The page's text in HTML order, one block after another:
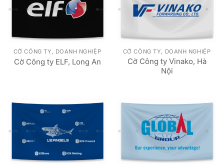
CỜ CÔNG TY, DOANH NGHIỆP
Cờ Công ty ELF, Long An
CỜ CÔNG TY, DOANH NGHIỆP
Cờ Công ty Vinako, Hà
Nội